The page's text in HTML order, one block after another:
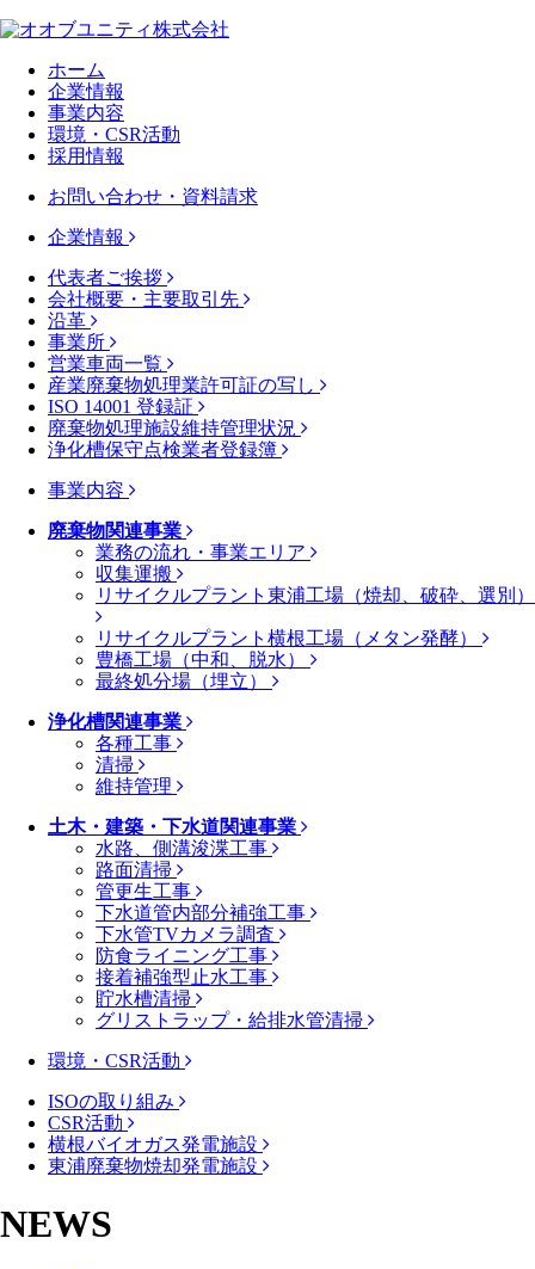
ホーム
企業情報
事業内容
環境・CSR活動
採用情報
お問い合わせ・資料請求
企業情報
代表者ご挨拶
会社概要・主要取引先
沿革
事業所
営業車両一覧
産業廃棄物処理業許可証の写し
ISO 14001 登録証
廃棄物処理施設維持管理状況
浄化槽保守点検業者登録簿
事業内容
廃棄物関連事業
業務の流れ・事業エリア
収集運搬
リサイクルプラント東浦工場（焼却、破砕、選別）
リサイクルプラント横根工場（メタン発酵）
豊橋工場（中和、脱水）
最終処分場（埋立）
浄化槽関連事業
各種工事
清掃
維持管理
土木・建築・下水道関連事業
水路、側溝浚渫工事
路面清掃
管更生工事
下水道管内部分補強工事
下水管TVカメラ調査
防食ライニング工事
接着補強型止水工事
貯水槽清掃
グリストラップ・給排水管清掃
環境・CSR活動
ISOの取り組み
CSR活動
横根バイオガス発電施設
東浦廃棄物焼却発電施設
NEWS